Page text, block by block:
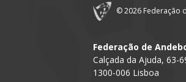
© 2026 Federação
Federação de
Calçada da Ajuda, 63-
1300-006 Lisboa